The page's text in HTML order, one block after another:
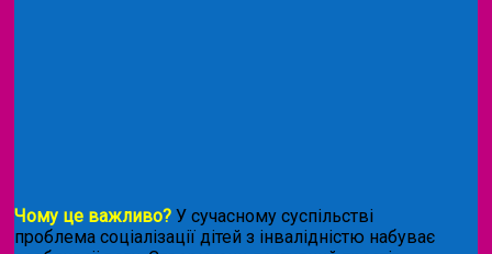
Чому це важливо? У сучасному суспільстві
проблема соціалізації дітей з інвалідністю набуває